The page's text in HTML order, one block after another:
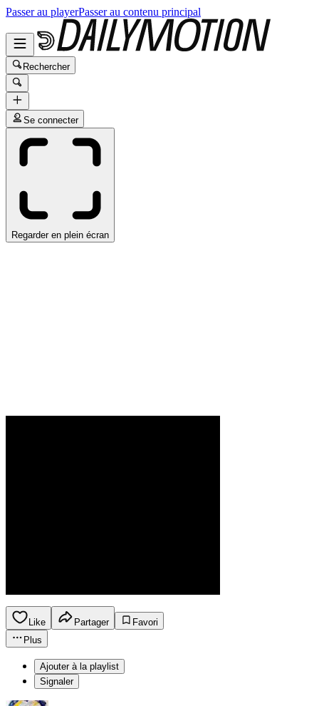
Passer au playerPasser au contenu principal
Rechercher
Se connecter
Regarder en plein écran
Like Partager
Favori
Plus
Ajouter à la playlist
Signaler